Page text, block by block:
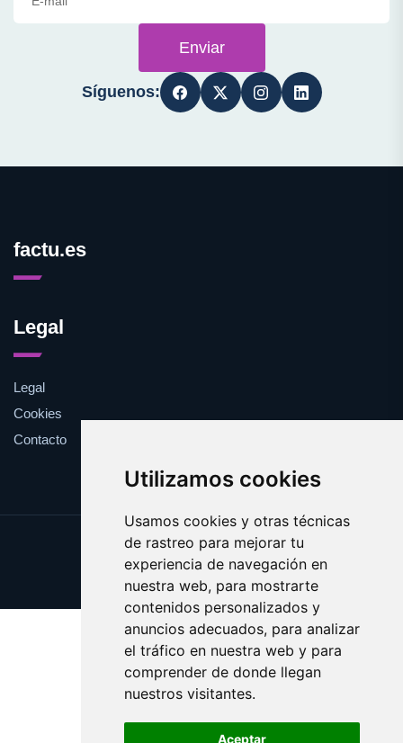
Utilizamos cookies
Usamos cookies y otras técnicas
de rastreo para mejorar tu
experiencia de navegación en
nuestra web, para mostrarte
contenidos personalizados y
anuncios adecuados, para analizar
el tráfico en nuestra web y para
comprender de donde llegan
nuestros visitantes.
Aceptar
Enviar
Síguenos:
factu.es
Legal
Legal
Cookies
Contacto
Update cookies preferences
Copyright © 2025 factu.es